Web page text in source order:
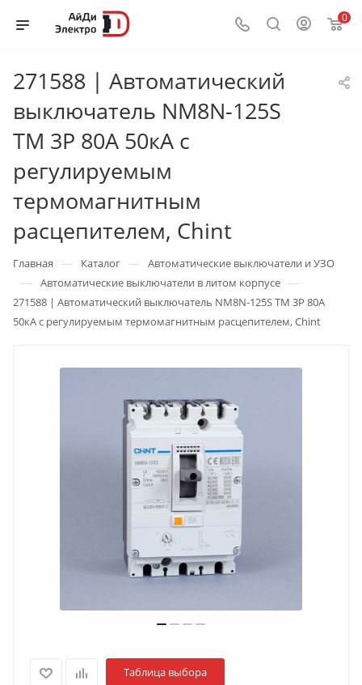
0
271588 | Автоматический
выключатель NM8N-125S
TM 3P 80А 50кА с
регулируемым
термомагнитным
расцепителем, Chint
Главная — Каталог — Автоматические выключатели и УЗО
— Автоматические выключатели в литом корпусе —
271588 | Автоматический выключатель NM8N-125S TM 3P 80А
50кА с регулируемым термомагнитным расцепителем, Chint
Таблица выбора